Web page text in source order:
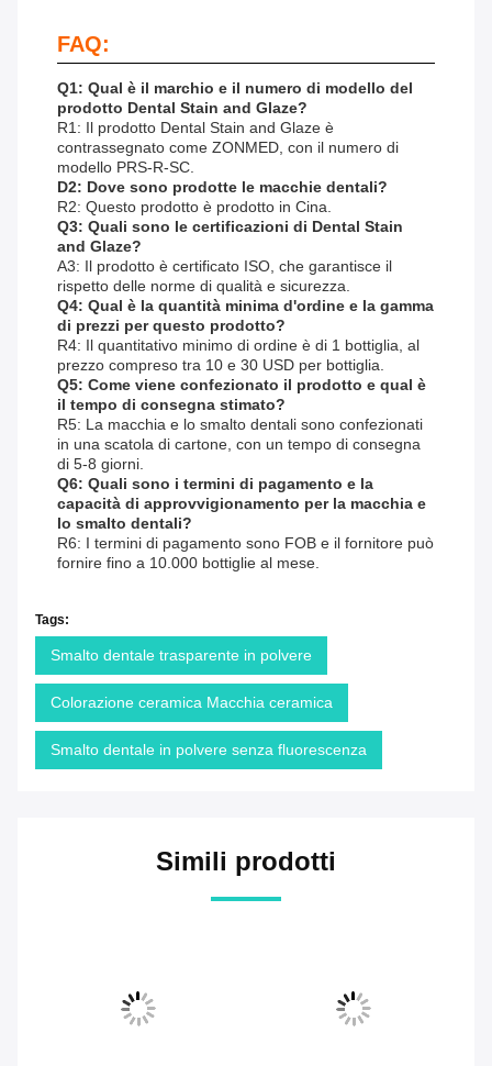
FAQ:
Q1: Qual è il marchio e il numero di modello del
prodotto Dental Stain and Glaze?
R1: Il prodotto Dental Stain and Glaze è
contrassegnato come ZONMED, con il numero di
modello PRS-R-SC.
D2: Dove sono prodotte le macchie dentali?
R2: Questo prodotto è prodotto in Cina.
Q3: Quali sono le certificazioni di Dental Stain
and Glaze?
A3: Il prodotto è certificato ISO, che garantisce il
rispetto delle norme di qualità e sicurezza.
Q4: Qual è la quantità minima d'ordine e la gamma
di prezzi per questo prodotto?
R4: Il quantitativo minimo di ordine è di 1 bottiglia, al
prezzo compreso tra 10 e 30 USD per bottiglia.
Q5: Come viene confezionato il prodotto e qual è
il tempo di consegna stimato?
R5: La macchia e lo smalto dentali sono confezionati
in una scatola di cartone, con un tempo di consegna
di 5-8 giorni.
Q6: Quali sono i termini di pagamento e la
capacità di approvvigionamento per la macchia e
lo smalto dentali?
R6: I termini di pagamento sono FOB e il fornitore può
fornire fino a 10.000 bottiglie al mese.
Tags:
Smalto dentale trasparente in polvere
Colorazione ceramica Macchia ceramica
Smalto dentale in polvere senza fluorescenza
Simili prodotti